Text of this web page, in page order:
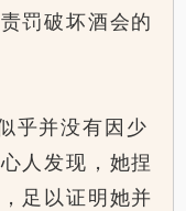
罚破坏酒会的
乎并没有因少
人发现，她捏
足以证明她并